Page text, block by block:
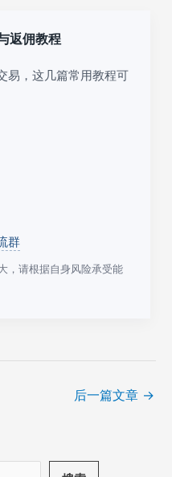
返佣教程
易，这几篇常用教程可
群
，请根据自身风险承受能
后一篇文章 →